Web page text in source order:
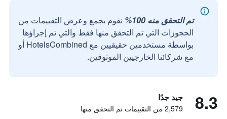
تم التحقق منه 100%
نقوم بجمع وعرض التقييمات من
الحجوزات التي تم التحقق منها فقط والتي تم إجراؤها
بواسطة مستخدمين حقيقيين مع HotelsCombined أو
مع شركائنا الخارجيين الموثوقين.
8.3 جيد جدًا
2,579 من التقييمات تم التحقق منها